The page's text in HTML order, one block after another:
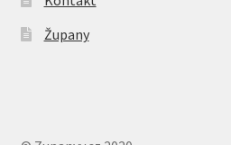
Župany